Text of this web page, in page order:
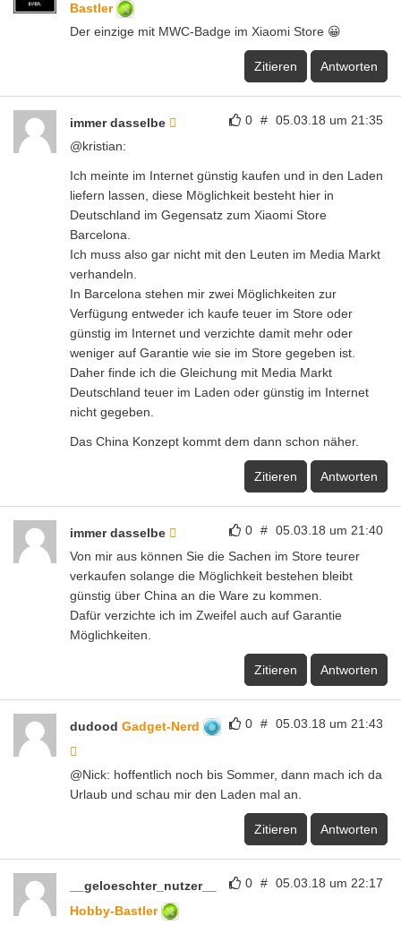
Bastler
Der einzige mit MWC-Badge im Xiaomi Store 😀
Zitieren Antworten
0 # 05.03.18 um 21:35
immer dasselbe
@kristian:
Ich meinte im Internet günstig kaufen und in den Laden
liefern lassen, diese Möglichkeit besteht hier in
Deutschland im Gegensatz zum Xiaomi Store
Barcelona.
Ich muss also gar nicht mit den Leuten im Media Markt
verhandeln.
In Barcelona stehen mir zwei Möglichkeiten zur
Verfügung entweder ich kaufe teuer im Store oder
günstig im Internet und verzichte damit mehr oder
weniger auf Garantie wie sie im Store gegeben ist.
Daher finde ich die Gleichung mit Media Markt
Deutschland teuer im Laden oder günstig im Internet
nicht gegeben.
Das China Konzept kommt dem dann schon näher.
Zitieren Antworten
0 # 05.03.18 um 21:40
immer dasselbe
Von mir aus können Sie die Sachen im Store teurer
verkaufen solange die Möglichkeit bestehen bleibt
günstig über China an die Ware zu kommen.
Dafür verzichte ich im Zweifel auch auf Garantie
Möglichkeiten.
Zitieren Antworten
0 # 05.03.18 um 21:43
dudood Gadget-Nerd
@Nick: hoffentlich noch bis Sommer, dann mach ich da
Urlaub und schau mir den Laden mal an.
Zitieren Antworten
0 # 05.03.18 um 22:17
__geloeschter_nutzer__
Hobby-Bastler